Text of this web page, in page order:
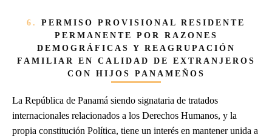
6. PERMISO PROVISIONAL RESIDENTE
PERMANENTE POR RAZONES
DEMOGRÁFICAS Y REAGRUPACIÓN
FAMILIAR EN CALIDAD DE EXTRANJEROS
CON HIJOS PANAMEÑOS
La República de Panamá siendo signataria de tratados
internacionales relacionados a los Derechos Humanos, y la
propia constitución Política, tiene un interés en mantener unida a